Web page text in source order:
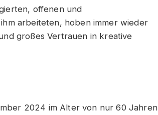
offenen und
arbeiteten, hoben immer wieder
großes Vertrauen in kreative
2024 im Alter von nur 60 Jahren